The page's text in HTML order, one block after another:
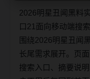
2026明星丑闻黑料
口21面向移动端搜
围绕2026明星丑闻
长尾需求展开。页
搜索入口、摘要说